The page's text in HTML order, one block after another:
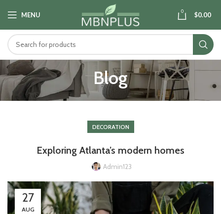
MENU 0 $0.00
Blog
DECORATION
Exploring Atlanta’s modern homes
Admin123
27
AUG